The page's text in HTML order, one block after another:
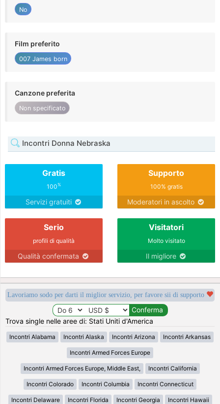
No
Film preferito
007 James born
Canzone preferita
Non specificato
Incontri Donna Nebraska
Gratis
100%
Servizi gratuiti
Supporto
100% gratis
Moderatori in ascolto
Serio
profili di qualità
Qualità confermata
Visitatori
Molto visitato
Il migliore
Lavoriamo sodo per darti il miglior servizio, per favore sii di supporto
Trova single nelle aree di: Stati Uniti d'America
Incontri Alabama Incontri Alaska Incontri Arizona Incontri Arkansas
Incontri Armed Forces Europe
Incontri Armed Forces Europe, Middle East, Incontri California
Incontri Colorado Incontri Columbia Incontri Connecticut
Incontri Delaware Incontri Florida Incontri Georgia Incontri Hawaii